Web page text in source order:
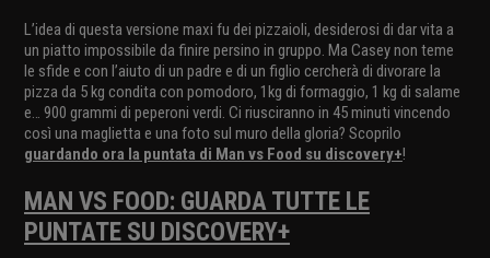
L’idea di questa versione maxi fu dei pizzaioli, desiderosi di dar vita a
un piatto impossibile da finire persino in gruppo. Ma Casey non teme
le sfide e con l’aiuto di un padre e di un figlio cercherà di divorare la
pizza da 5 kg condita con pomodoro, 1kg di formaggio, 1 kg di salame
e… 900 grammi di peperoni verdi. Ci riusciranno in 45 minuti vincendo
così una maglietta e una foto sul muro della gloria? Scoprilo
guardando ora la puntata di Man vs Food su discovery+!
MAN VS FOOD: GUARDA TUTTE LE
PUNTATE SU DISCOVERY+